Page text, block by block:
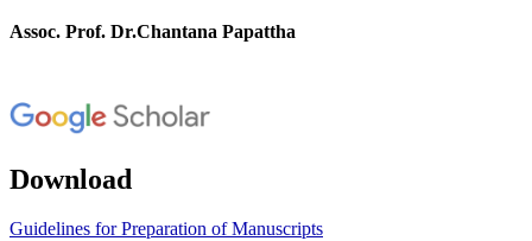
Assoc. Prof. Dr.Chantana Papattha
Download
Guidelines for Preparation of Manuscripts